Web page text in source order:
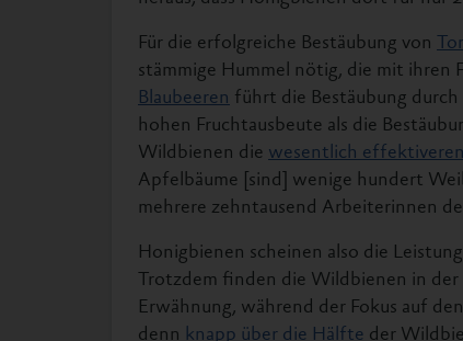
Für die erfolgreiche Bestäubung von
stämmige Hummel nötig, die mit ihren
Blaubeeren
führt die Bestäubung
hohen Fruchtausbeute als die
Wildbienen die
wesentlich effektiveren
Apfelbäume [sind] wenige hundert
mehrere zehntausend Arbeiterinnen
Honigbienen scheinen also die
Trotzdem finden die Wildbienen in der
Erwähnung, während der Fokus auf
denn
knapp über die Hälfte
der